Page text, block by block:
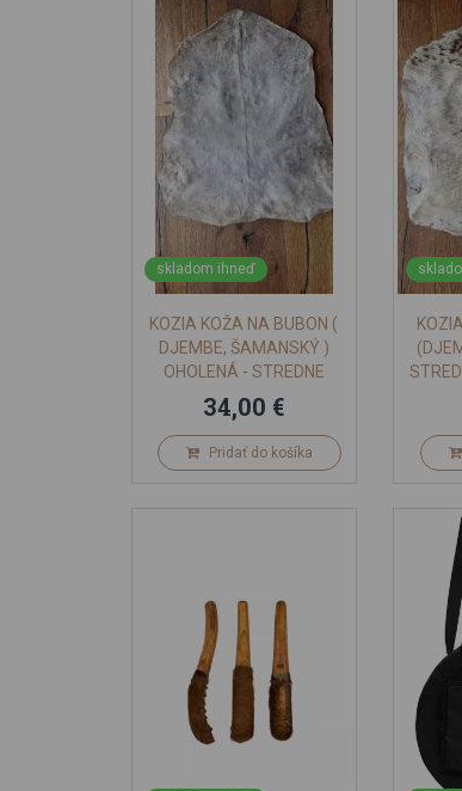
skladom ihneď
KOZIA KOŽA NA BUBON (
DJEMBE, ŠAMANSKÝ )
OHOLENÁ - STREDNE
HRUBÁ 0,7 - 0,8 MM
34,00 €
Pridať do košíka